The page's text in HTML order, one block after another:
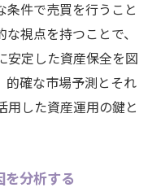
条件で売買を行うこと
視点を持つことで、
安定した資産保全を図
的確な市場予測とそれ
用した資産運用の鍵と
分析する